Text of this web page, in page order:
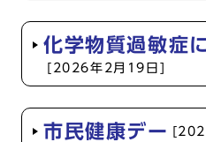
化学物質過敏症
[2026年2月19日]
市民健康デー